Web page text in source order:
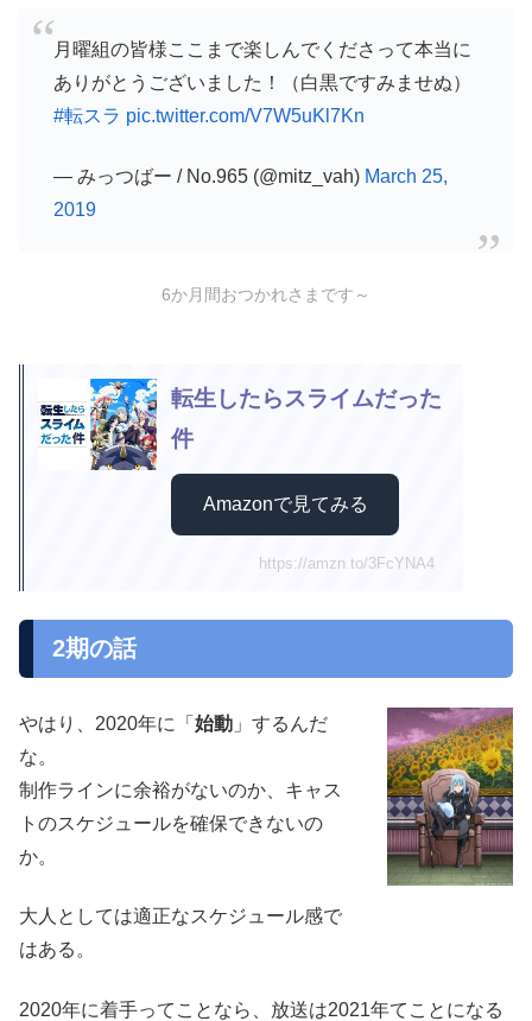
月曜組の皆様ここまで楽しんでくださって本当に
ありがとうございました！（白黒ですみませぬ）
#転スラ pic.twitter.com/V7W5uKl7Kn
— みっつばー / No.965 (@mitz_vah) March 25,
2019
6か月間おつかれさまです～
転生したらスライムだった
件
Amazonで見てみる
https://amzn.to/3FcYNA4
2期の話
やはり、2020年に「 始動 」するんだ
な。
制作ラインに余裕がないのか、キャス
トのスケジュールを確保できないの
か。
大人としては適正なスケジュール感で
はある。
2020年に着手ってことなら、放送は2021年てことになる